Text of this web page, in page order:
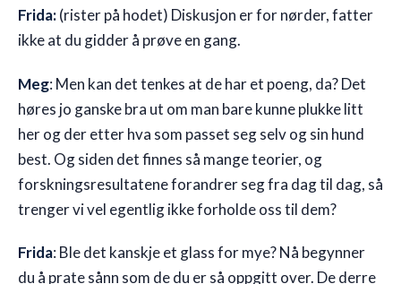
Frida:(rister på hodet) Diskusjon er for nørder, fatter
ikke at du gidder å prøve en gang.
Meg: Men kan det tenkes at de har et poeng, da? Det
høres jo ganske bra ut om man bare kunne plukke litt
her og der etter hva som passet seg selv og sin hund
best. Og siden det finnes så mange teorier, og
forskningsresultatene forandrer seg fra dag til dag, så
trenger vi vel egentlig ikke forholde oss til dem?
Frida: Ble det kanskje et glass for mye? Nå begynner
du å prate sånn som de du er så oppgitt over. De derre